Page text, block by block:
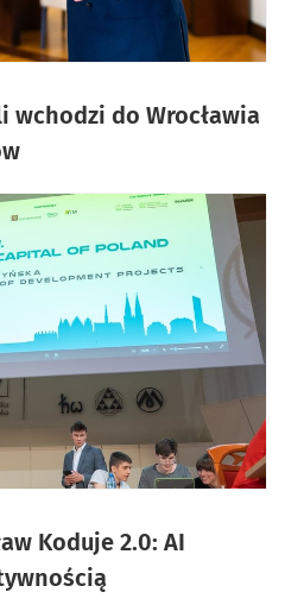
wchodzi do Wrocławia
Koduje 2.0: AI